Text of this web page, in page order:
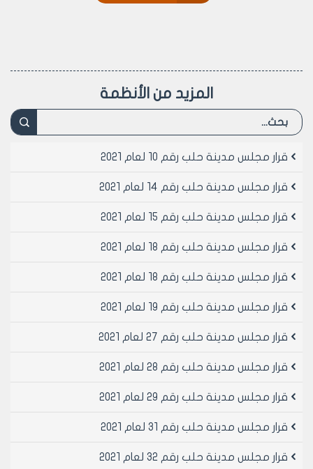
المهندس محمد ايمن حلاق
المزيد من الأنظمة
قرار مجلس مدينة حلب رقم 10 لعام 2021
قرار مجلس مدينة حلب رقم 14 لعام 2021
قرار مجلس مدينة حلب رقم 15 لعام 2021
قرار مجلس مدينة حلب رقم 18 لعام 2021
قرار مجلس مدينة حلب رقم 18 لعام 2021
قرار مجلس مدينة حلب رقم 19 لعام 2021
قرار مجلس مدينة حلب رقم 27 لعام 2021
قرار مجلس مدينة حلب رقم 28 لعام 2021
قرار مجلس مدينة حلب رقم 29 لعام 2021
قرار مجلس مدينة حلب رقم 31 لعام 2021
قرار مجلس مدينة حلب رقم 32 لعام 2021